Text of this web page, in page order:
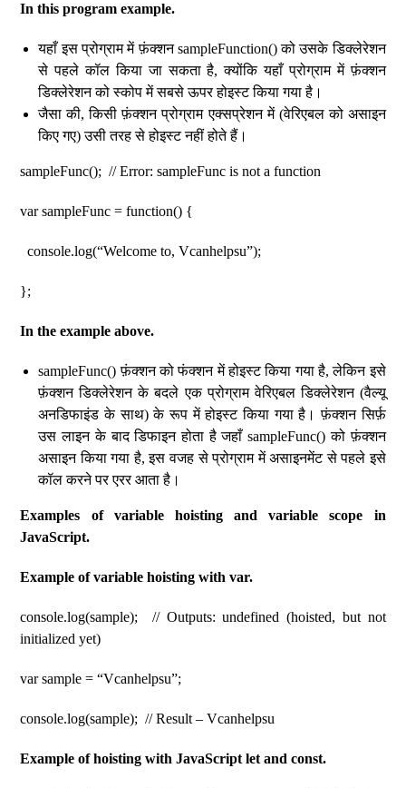
In this program example.
यहाँ इस प्रोग्राम में फ़ंक्शन sampleFunction() को उसके डिक्लेरेशन
से पहले कॉल किया जा सकता है, क्योंकि यहाँ प्रोग्राम में फ़ंक्शन
डिक्लेरेशन को स्कोप में सबसे ऊपर होइस्ट किया गया है।
जैसा की, किसी फ़ंक्शन प्रोग्राम एक्सप्रेशन में (वेरिएबल को असाइन
किए गए) उसी तरह से होइस्ट नहीं होते हैं।
sampleFunc(); // Error: sampleFunc is not a function
var sampleFunc = function() {
console.log(“Welcome to, Vcanhelpsu”);
};
In the example above.
sampleFunc() फ़ंक्शन को फंक्शन में होइस्ट किया गया है, लेकिन इसे
फ़ंक्शन डिक्लेरेशन के बदले एक प्रोग्राम वेरिएबल डिक्लेरेशन (वैल्यू
अनडिफाइंड के साथ) के रूप में होइस्ट किया गया है। फ़ंक्शन सिर्फ़
उस लाइन के बाद डिफाइन होता है जहाँ sampleFunc() को फ़ंक्शन
असाइन किया गया है, इस वजह से प्रोग्राम में असाइनमेंट से पहले इसे
कॉल करने पर एरर आता है।
Examples of variable hoisting and variable scope in
JavaScript.
Example of variable hoisting with var.
console.log(sample); // Outputs: undefined (hoisted, but not
initialized yet)
var sample = “Vcanhelpsu”;
console.log(sample); // Result – Vcanhelpsu
Example of hoisting with JavaScript let and const.